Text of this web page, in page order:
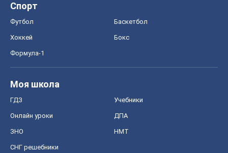
Спорт
Футбол Баскетбол
Хоккей Бокс
Формула-1
Моя школа
ГДЗ Учебники
Онлайн уроки ДПА
ЗНО НМТ
СНГ решебники